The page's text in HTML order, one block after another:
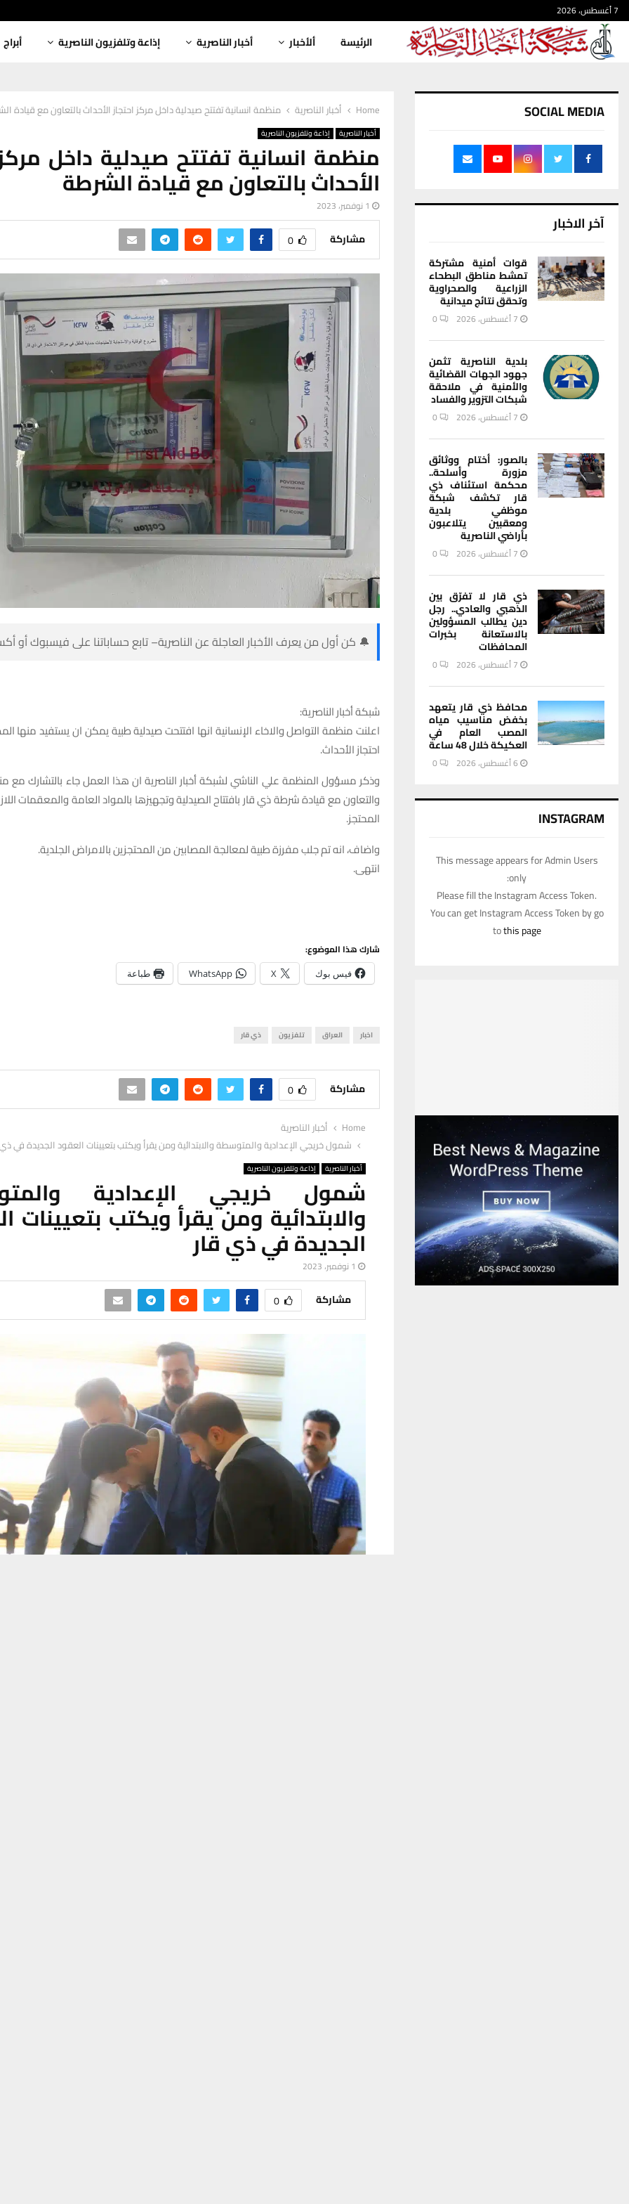
7 أغسطس، 2026
الرئيسة ألأخبار أخبار الناصرية إذاعة وتلفزيون الناصرية أبراج
Home أخبار الناصرية منظمة انسانية تفتتح صيدلية داخل مركز احتجاز الأحداث بالتعاون مع قيادة
أخبار الناصرية إذاعة وتلفزيون الناصرية
منظمة انسانية تفتتح صيدلية داخل
الأحداث بالتعاون مع قيادة الشرطة
1 نوفمبر، 2023
مشاركة 0
🔔 كن أول من يعرف الأخبار العاجلة عن الناصرية– تابع حساباتنا على فيسبوك أو
شبكة أخبار الناصرية:
اعلنت منظمة التواصل والاخاء الإنسانية انها افتتحت صيدلية طبية يمكن ان يستفيد منها
احتجاز الأحداث.
وذكر مسؤول المنظمة علي الناشي لشبكة أخبار الناصرية ان هذا العمل جاء بالتشارك مع
والتعاون مع قيادة شرطة ذي قار بافتتاح الصيدلية وتجهيزها بالمواد العامة والمعقمات
المحتجز.
واضاف، انه تم جلب مفرزة طبية لمعالجة المصابين من المحتجزين بالامراض الجلدية.
انتهى.
شارك هذا الموضوع:
فيس بوك X
WhatsApp طباعة
اخبار العراق تلفزيون ذي قار
مشاركة 0
Home
أخبار الناصرية
شمول خريجي الإعدادية والمتوسطة والابتدائية ومن يقرأ ويكتب بتعيينات العقود الجديدة في
أخبار الناصرية إذاعة وتلفزيون الناصرية
شمول خريجي الإعدادية
والابتدائية ومن يقرأ ويكتب بتعيينات
الجديدة في ذي قار
1 نوفمبر، 2023
مشاركة 0
SOCIAL MEDIA
آخر الاخبار
قوات أمنية مشتركة
تمشط مناطق البطحاء
الزراعية والصحراوية
وتحقق نتائج ميدانية
7 أغسطس، 2026 0
بلدية الناصرية تثمن
جهود الجهات القضائية
والأمنية في ملاحقة
شبكات التزوير والفساد
7 أغسطس، 2026 0
بالصور: أختام ووثائق
مزورة وأسلحة..
محكمة استئناف ذي
قار تكشف شبكة
موظفي بلدية
ومعقبين يتلاعبون
بأراضي الناصرية
7 أغسطس، 2026 0
ذي قار لا تفرّق بين
الذهبي والعادي.. رجل
دين يطالب المسؤولين
بالاستعانة بخبرات
المحافظات
7 أغسطس، 2026 0
محافظ ذي قار يتعهد
بخفض مناسيب مياه
المصب العام في
العكيكة خلال 48 ساعة
6 أغسطس، 2026 0
INSTAGRAM
This message appears for Admin Users
only:
Please fill the Instagram Access Token.
You can get Instagram Access Token by go
tothis page